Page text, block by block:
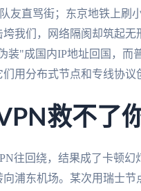
友直骂街；东京地铁上
我们，网络隔阂却筑起无
装"成国内IP地址回国，而
用分布式节点和专线协议
救不了
往回绕，结果成了卡顿
浦东机场。某次用瑞士